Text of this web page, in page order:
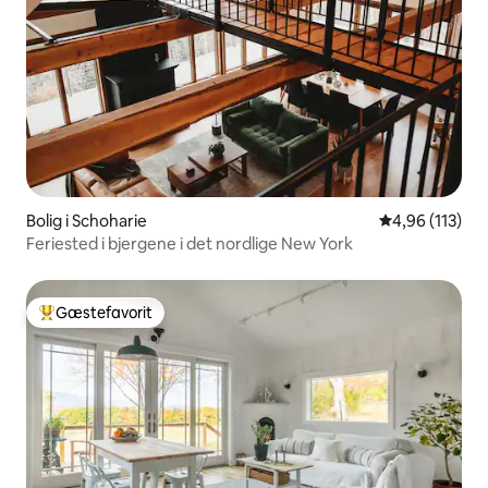
Bolig i Schoharie 4,96 ud af 5 i
4,96 (113)
Feriested i bjergene i det nordlige New York
Bedste gæstefavorit
Gæstefavorit